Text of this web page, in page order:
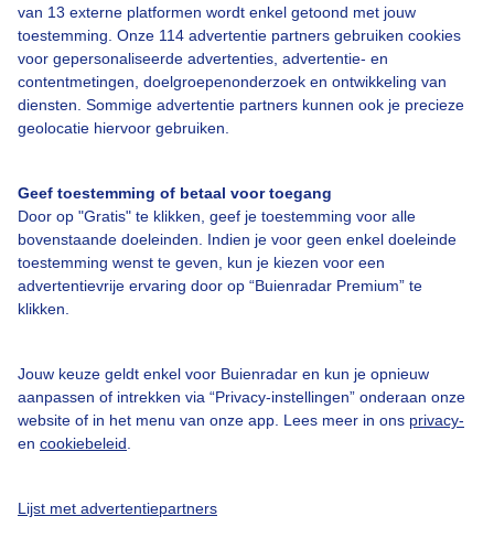
van 13 externe platformen wordt enkel getoond met jouw
toestemming. Onze 114 advertentie partners gebruiken cookies
voor gepersonaliseerde advertenties, advertentie- en
contentmetingen, doelgroepenonderzoek en ontwikkeling van
diensten. Sommige advertentie partners kunnen ook je precieze
geolocatie hiervoor gebruiken.
Geef toestemming of betaal voor toegang
Door op "Gratis" te klikken, geef je toestemming voor alle
bovenstaande doeleinden. Indien je voor geen enkel doeleinde
toestemming wenst te geven, kun je kiezen voor een
advertentievrije ervaring door op “Buienradar Premium” te
klikken.
Jouw keuze geldt enkel voor Buienradar en kun je opnieuw
aanpassen of intrekken via “Privacy-instellingen” onderaan onze
website of in het menu van onze app. Lees meer in ons privacy-
en cookiebeleid
Lijst met advertentiepartners
Over Buienradar
Veelgestelde vragen
Contact
Toegankelijkheid
Gebruikersvoorwaarden
Buienradar Team
Privacy beleid
Privacy instellingen